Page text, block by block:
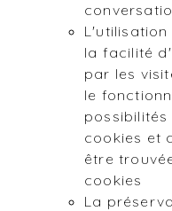
la facilité
par les
le
cookies et
être
cookies
La